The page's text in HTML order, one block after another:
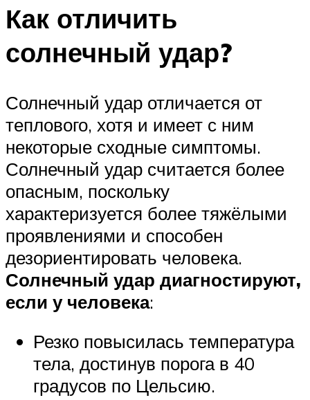
Как отличить
солнечный удар?
Солнечный удар отличается от
теплового, хотя и имеет с ним
некоторые сходные симптомы.
Солнечный удар считается более
опасным, поскольку
характеризуется более тяжёлыми
проявлениями и способен
дезориентировать человека.
Солнечный удар диагностируют,
если у человека:
Резко повысилась температура
тела, достинув порога в 40
градусов по Цельсию.